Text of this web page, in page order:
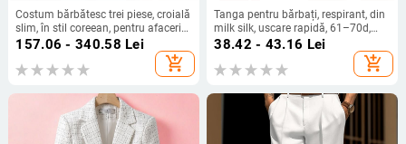
Costum bărbătesc trei piese, croială
slim, în stil coreean, pentru afaceri
și smart casual
157.06 - 340.58 Lei
add_shopping_cart
Tanga pentru bărbați, respirant, din
milk silk, uscare rapidă, 61–70d,
talie joasă
38.42 - 43.16 Lei
add_shopping_cart